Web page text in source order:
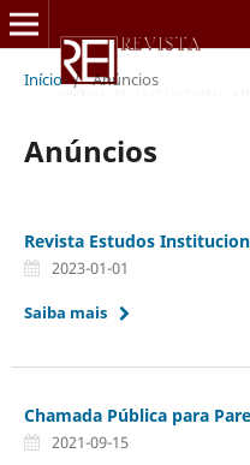
Início / Anúncios
Anúncios
Revista Estudos
2023-01-01
Saiba mais
Chamada Pública para
2021-09-15